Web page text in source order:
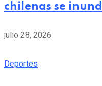
chilenas se
julio 28, 2026
Deportes